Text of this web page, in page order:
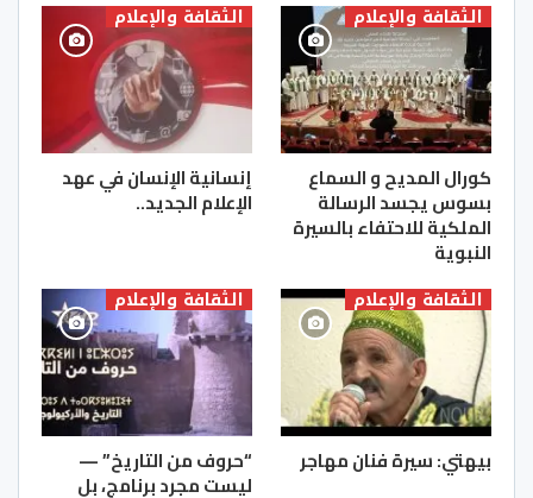
الثقافة والإعلام
كورال المديح و السماع
بسوس يجسد الرسالة
الملكية للاحتفاء بالسيرة
النبوية
الثقافة والإعلام
إنسانية الإنسان في عهد
الإعلام الجديد..
الثقافة والإعلام
بيهتي: سيرة فنان مهاجر
الثقافة والإعلام
“حروف من التاريخ” —
ليست مجرد برنامج، بل